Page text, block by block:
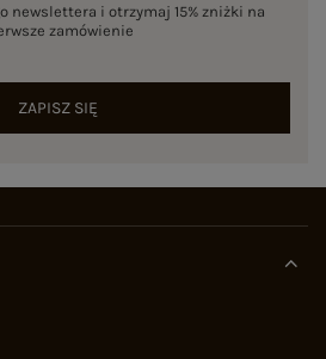
newslettera i otrzymaj 15% zniżki na
zamówienie
ZAPISZ SIĘ